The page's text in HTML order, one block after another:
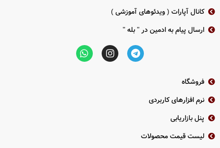
کانال آپارات ( ویدئوهای آموزشی )
ارسال پیام به ادمین در " بله "
فروشگاه
نرم افزارهای کاربردی
پنل بازاریابی
لیست قیمت محصولات